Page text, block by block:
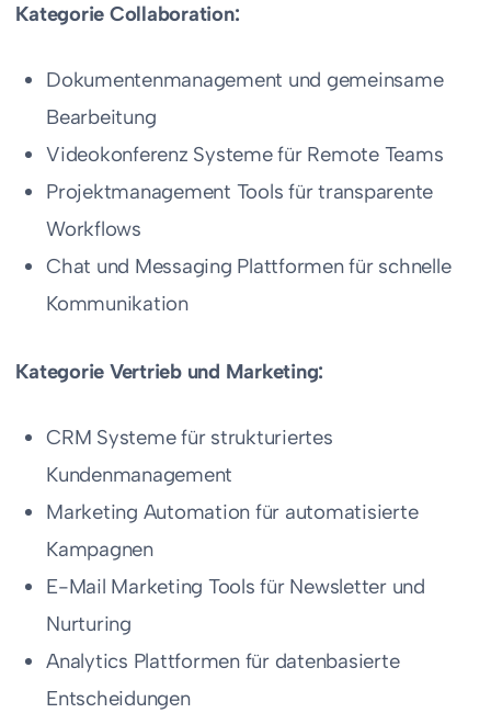
Kategorie Collaboration:
Dokumentenmanagement und gemeinsame
Bearbeitung
Videokonferenz Systeme für Remote Teams
Projektmanagement Tools für transparente
Workflows
Chat und Messaging Plattformen für schnelle
Kommunikation
Kategorie Vertrieb und Marketing:
CRM Systeme für strukturiertes
Kundenmanagement
Marketing Automation für automatisierte
Kampagnen
E-Mail Marketing Tools für Newsletter und
Nurturing
Analytics Plattformen für datenbasierte
Entscheidungen